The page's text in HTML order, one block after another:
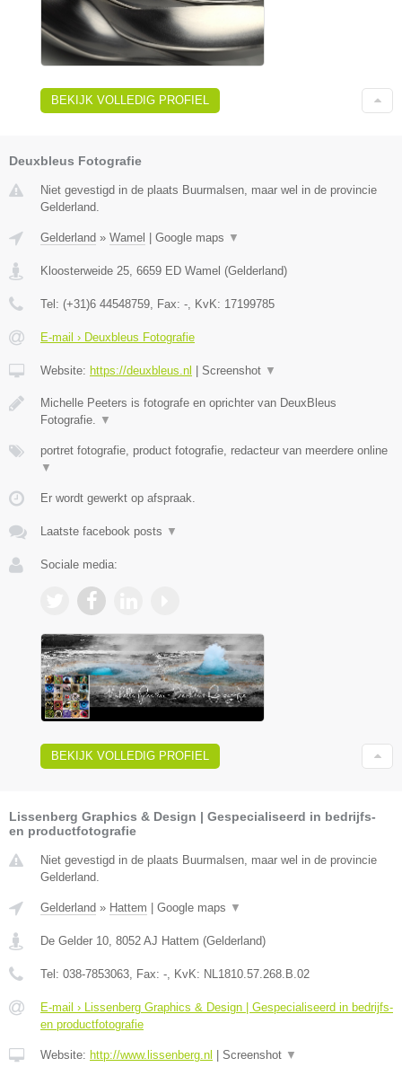
BEKIJK VOLLEDIG PROFIEL
Deuxbleus Fotografie
Niet gevestigd in de plaats Buurmalsen, maar wel in de provincie
Gelderland.
Gelderland » Wamel Google maps ▼
Kloosterweide 25, 6659 ED Wamel (Gelderland)
Tel: (+31)6 44548759, Fax: -, KvK: 17199785
E-mail › Deuxbleus Fotografie
Website: https://deuxbleus.nl Screenshot ▼
Michelle Peeters is fotografe en oprichter van DeuxBleus
Fotografie. ▼
portret fotografie, product fotografie, redacteur van meerdere online
▼
Er wordt gewerkt op afspraak.
Laatste facebook posts ▼
Sociale media:
BEKIJK VOLLEDIG PROFIEL
Lissenberg Graphics & Design | Gespecialiseerd in bedrijfs-
en productfotografie
Niet gevestigd in de plaats Buurmalsen, maar wel in de provincie
Gelderland.
Gelderland » Hattem Google maps ▼
De Gelder 10, 8052 AJ Hattem (Gelderland)
Tel: 038-7853063, Fax: -, KvK: NL1810.57.268.B.02
E-mail › Lissenberg Graphics & Design | Gespecialiseerd in bedrijfs-
en productfotografie
Website: http://www.lissenberg.nl Screenshot ▼